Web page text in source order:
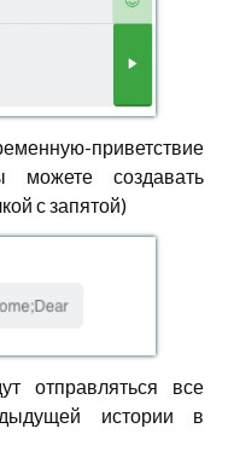
приветствие
можете создавать
с запятой)
отправляться все
истории в